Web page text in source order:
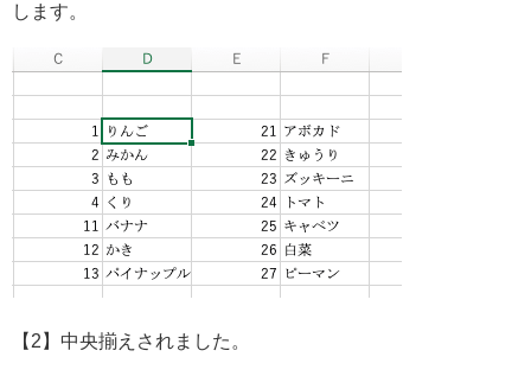
します。
【2】中央揃えされました。